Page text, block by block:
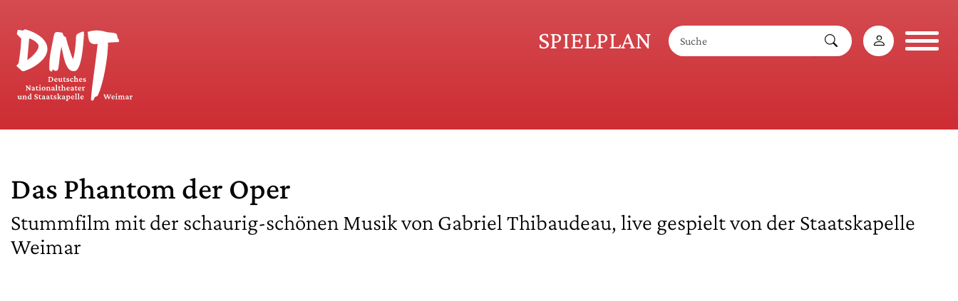
SPIELPLAN
Das Phantom der Oper
Stummfilm mit der schaurig-schönen Musik von Gabriel Thibaudeau, live gespielt von der Staatskapelle
Weimar